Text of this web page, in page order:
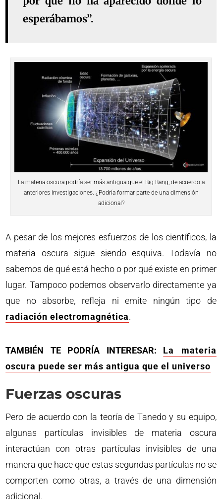
esperábamos”.
La materia oscura podría ser más antigua que el Big Bang, de acuerdo a
anteriores investigaciones. ¿Podría formar parte de una dimensión
adicional?
A pesar de los mejores esfuerzos de los científicos, la
materia oscura sigue siendo esquiva. Todavía no
sabemos de qué está hecho o por qué existe en primer
lugar. Tampoco podemos observarlo directamente ya
que no absorbe, refleja ni emite ningún tipo de
radiación electromagnética.
TAMBIÉN TE PODRÍA INTERESAR:
La materia
oscura puede ser más antigua que el universo
Fuerzas oscuras
Pero de acuerdo con la teoría de Tanedo y su equipo,
algunas partículas invisibles de materia oscura
interactúan con otras partículas invisibles de una
manera que hace que estas segundas partículas no se
comporten como otras, a través de una dimensión
adicional.